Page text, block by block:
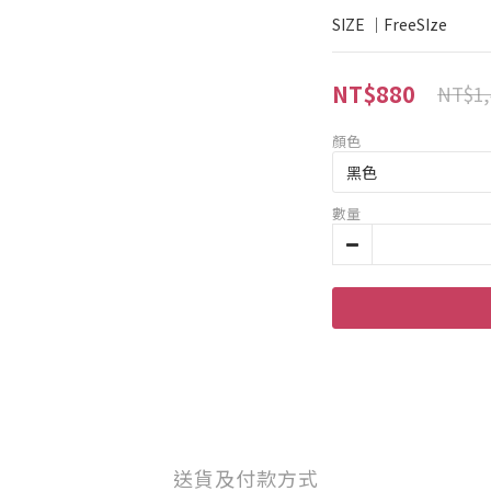
SIZE ｜FreeSIze
NT$880
顏色
數量
送貨及付款方式